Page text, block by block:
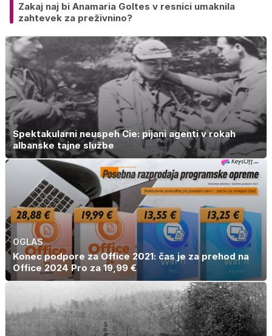
Zakaj naj bi Anamaria Goltes v resnici umaknila
zahtevek za preživnino?
Spektakularni neuspeh Cie: pijani agenti v rokah
albanske tajne službe
OGLAS
Konec podpore za Office 2021: čas je za prehod na
Office 2024 Pro za 19,99 €